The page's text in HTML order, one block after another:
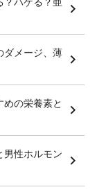
ダメージ、薄
の栄養素と
男性ホルモン